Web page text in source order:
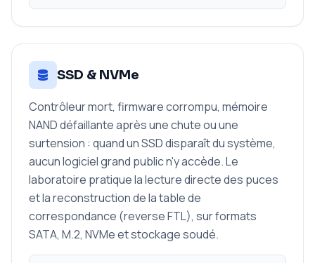
SSD & NVMe
Contrôleur mort, firmware corrompu, mémoire
NAND défaillante après une chute ou une
surtension : quand un SSD disparaît du système,
aucun logiciel grand public n'y accède. Le
laboratoire pratique la lecture directe des puces
et la reconstruction de la table de
correspondance (reverse FTL), sur formats
SATA, M.2, NVMe et stockage soudé.